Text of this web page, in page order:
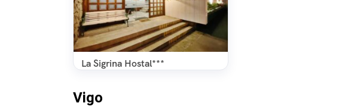
La Sigrina Hostal***
Vigo